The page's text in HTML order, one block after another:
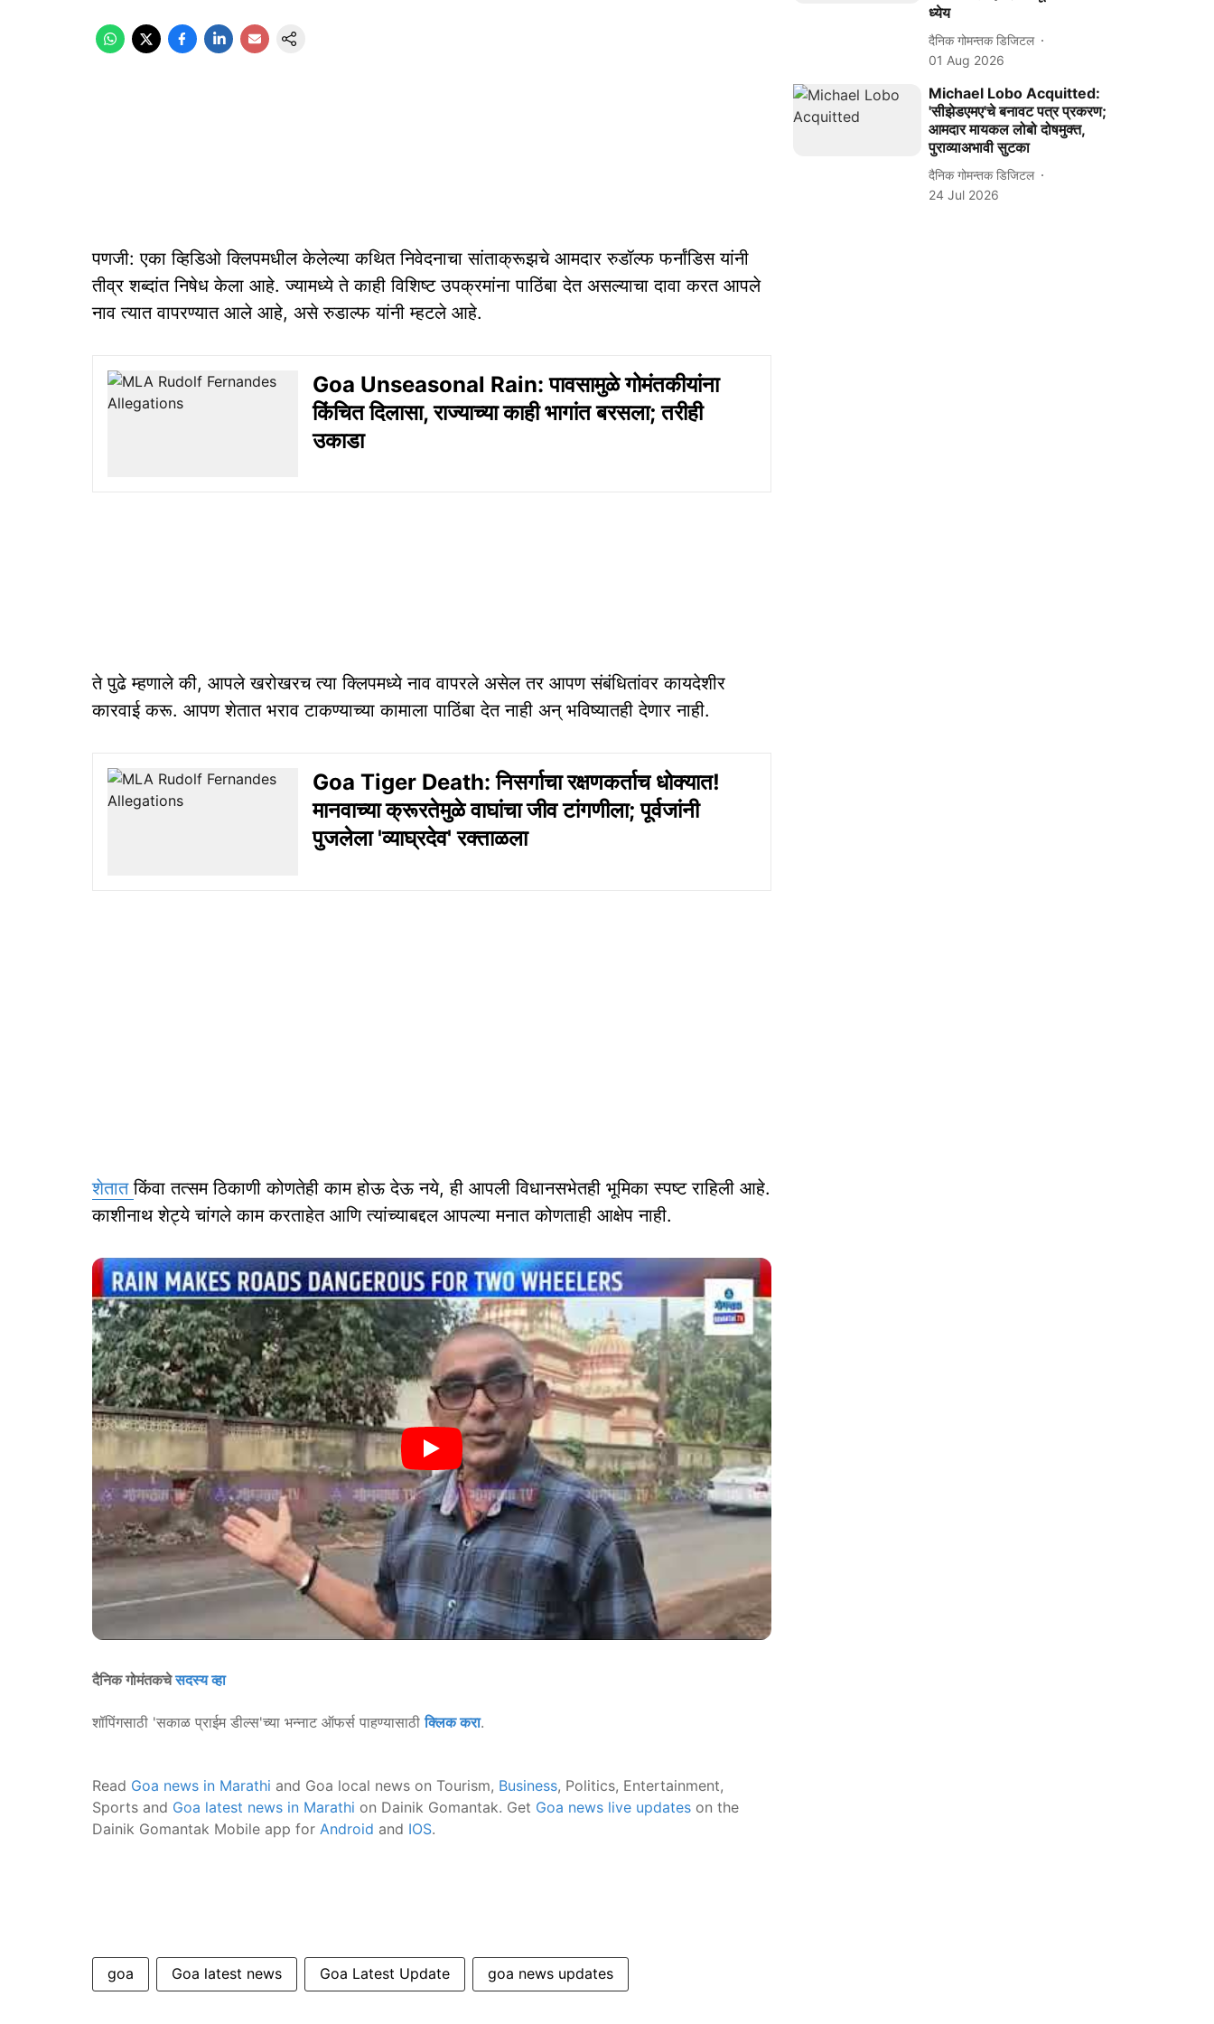
पणजी: एका व्हिडिओ क्लिपमधील केलेल्या कथित निवेदनाचा सांताक्रूझचे आमदार रुडॉल्फ फर्नांडिस यांनी
तीव्र शब्दांत निषेध केला आहे. ज्यामध्ये ते काही विशिष्ट उपक्रमांना पाठिंबा देत असल्याचा दावा करत आपले
नाव त्यात वापरण्यात आले आहे, असे रुडाल्फ यांनी म्हटले आहे.
Goa Unseasonal Rain: पावसामुळे गोमंतकीयांना
किंचित दिलासा, राज्‍याच्‍या काही भागांत बरसला; तरीही
उकाडा
ते पुढे म्हणाले की, आपले खरोखरच त्या क्लिपमध्ये नाव वापरले असेल तर आपण संबंधितांवर कायदेशीर
कारवाई करू. आपण शेतात भराव टाकण्याच्या कामाला पाठिंबा देत नाही अन् भविष्यातही देणार नाही.
Goa Tiger Death: निसर्गाचा रक्षणकर्ताच धोक्यात!
मानवाच्या क्रूरतेमुळे वाघांचा जीव टांगणीला; पूर्वजांनी
पुजलेला 'व्याघ्रदेव' रक्ताळला
शेतातकिंवा तत्सम ठिकाणी कोणतेही काम होऊ देऊ नये, ही आपली विधानसभेतही भूमिका स्पष्ट राहिली आहे.
काशीनाथ शेट्ये चांगले काम करताहेत आणि त्यांच्याबद्दल आपल्या मनात कोणताही आक्षेप नाही.
दैनिक गोमंतकचेसदस्य व्हा
शॉपिंगसाठी 'सकाळ प्राईम डील्स'च्या भन्नाट ऑफर्स पाहण्यासाठीक्लिक करा.
Read Goa news in Marathi and Goa local news on Tourism, Business, Politics, Entertainment,
Sports and Goa latest news in Marathi on Dainik Gomantak. Get Goa news live updates on the
Dainik Gomantak Mobile app for Android and IOS.
goa Goa latest news Goa Latest Update goa news updates
ध्येय
दैनिक गोमन्तक डिजिटल
01 Aug 2026
Michael Lobo Acquitted:
'सीझेडएमए'चे बनावट पत्र प्रकरण;
आमदार मायकल लोबो दोषमुक्त,
पुराव्याअभावी सुटका
दैनिक गोमन्तक डिजिटल
24 Jul 2026